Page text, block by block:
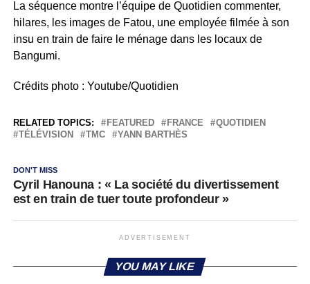
La séquence montre l’équipe de Quotidien commenter,
hilares, les images de Fatou, une employée filmée à son
insu en train de faire le ménage dans les locaux de
Bangumi.
Crédits photo : Youtube/Quotidien
RELATED TOPICS: FEATURED FRANCE
QUOTIDIEN
TÉLÉVISION
TMC YANN BARTHÈS
DON'T MISS
Cyril Hanouna : « La société du divertissement
est en train de tuer toute profondeur »
ADVERTISEMENT
YOU MAY LIKE